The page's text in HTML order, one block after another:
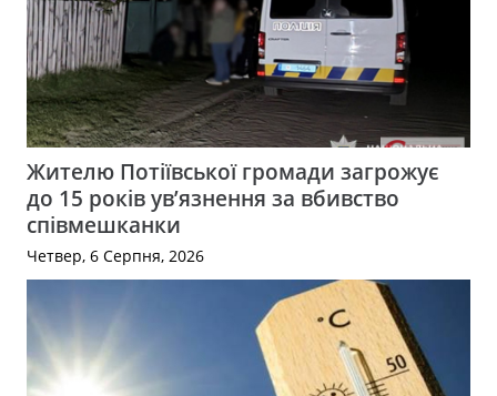
Жителю Потіївської громади загрожує
до 15 років ув’язнення за вбивство
співмешканки
Четвер, 6 Серпня, 2026